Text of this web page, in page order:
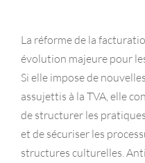
La réforme de la
évolution majeure pour
Si elle impose de
assujettis à la TVA, elle
de structurer les
et de sécuriser les
structures culturelles.